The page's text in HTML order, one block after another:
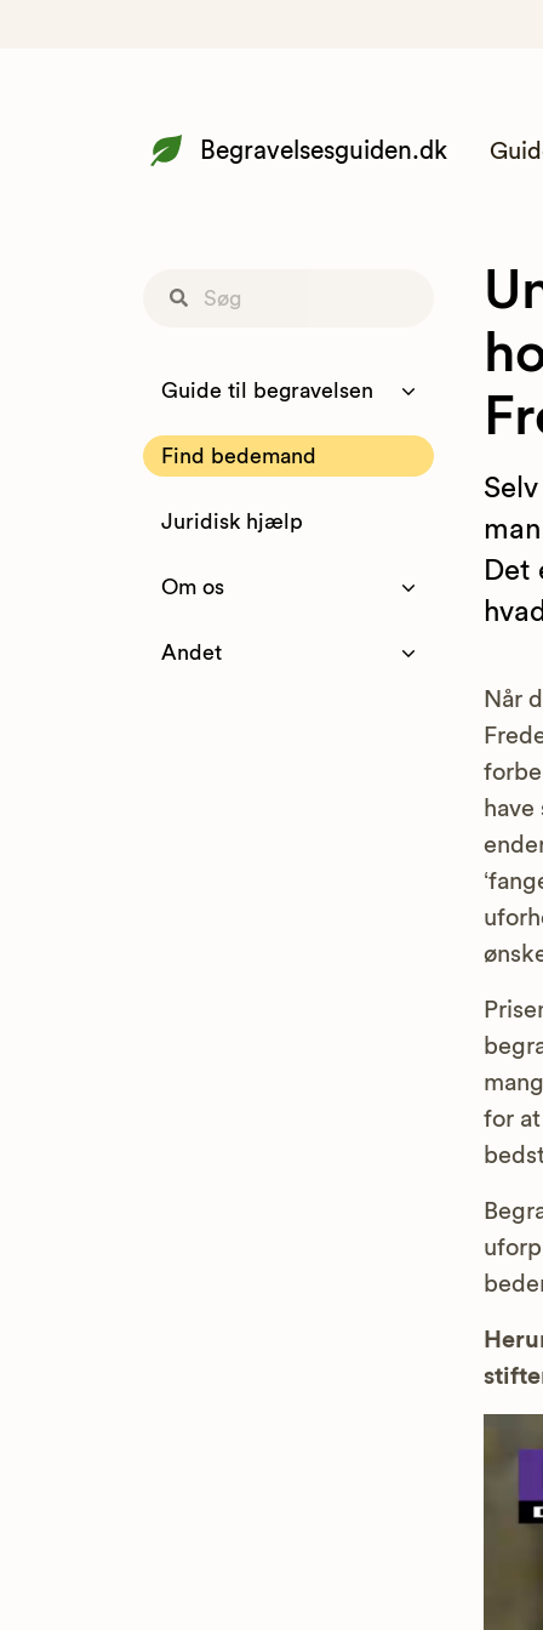
Begravelsesguiden.dk
Guide til begravelsen
Find bedemand
Juridisk hjælp
Om os
Andet
Det
Når
for